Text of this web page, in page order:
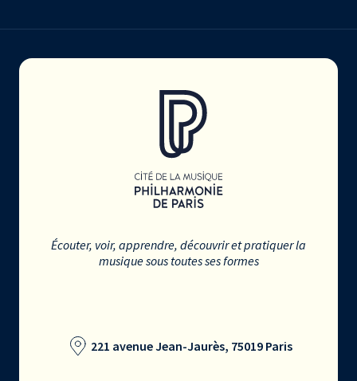
Écouter, voir, apprendre, découvrir et pratiquer la
musique sous toutes ses formes
221 avenue Jean-Jaurès, 75019 Paris